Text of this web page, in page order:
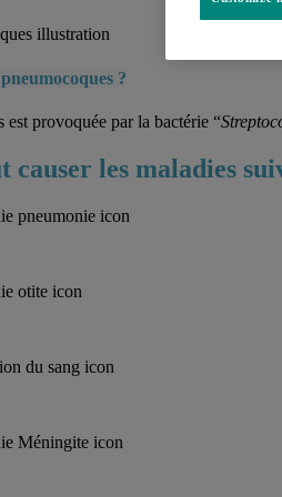
?
provoquée par la bactérie “
causer les maladies